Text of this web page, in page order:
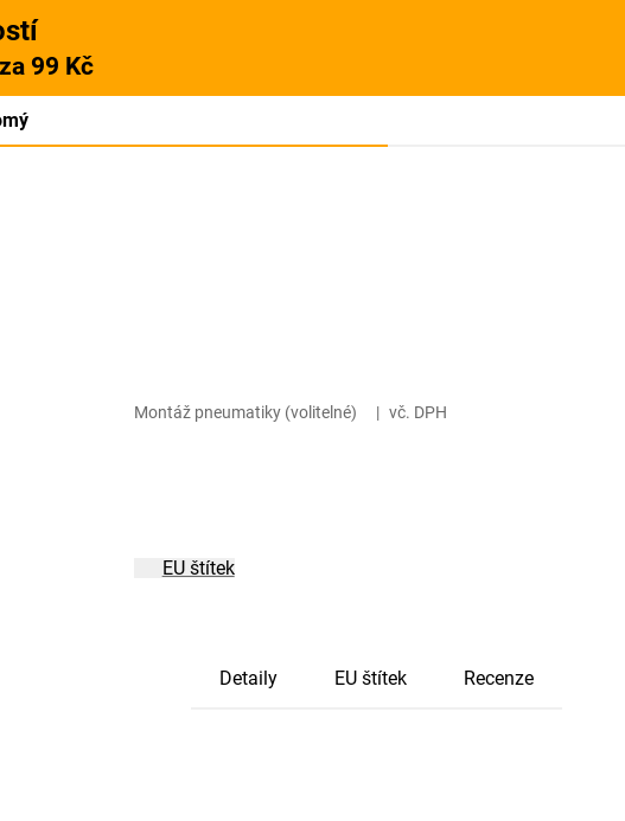
99 Kč
Montáž pneumatiky (volitelné) | vč. DPH
EU štítek
Detaily EU štítek Recenze